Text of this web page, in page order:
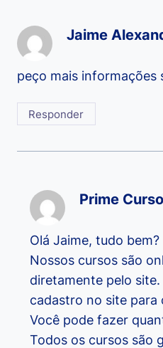
Jaime
peço mais informações
Responder
Prime
Olá Jaime, tudo bem?
Nossos cursos são
diretamente pelo
cadastro no site para
Você pode fazer
Todos os cursos são